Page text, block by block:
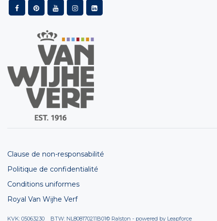
Clause de non-responsabilité
Politique de confidentialité
Conditions uniformes
Royal Van Wijhe Verf
KVK: 05063230 BTW: NL808170211B01© Ralston - powered by Leapforce